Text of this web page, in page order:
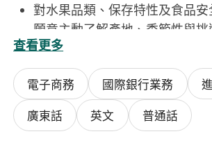
對水果品類、保存特性及食品安
願意主動了解產地、季節性與
任感與細心度。
具備良好溝通協調能力，能清晰
同步內部資訊，並適應多任務並
樂於團隊合作，具服務意識與正
偶爾於假日或高峯時段支援現場
查看更多
電子商務 國際銀行業務
廣東話
英文 普通話